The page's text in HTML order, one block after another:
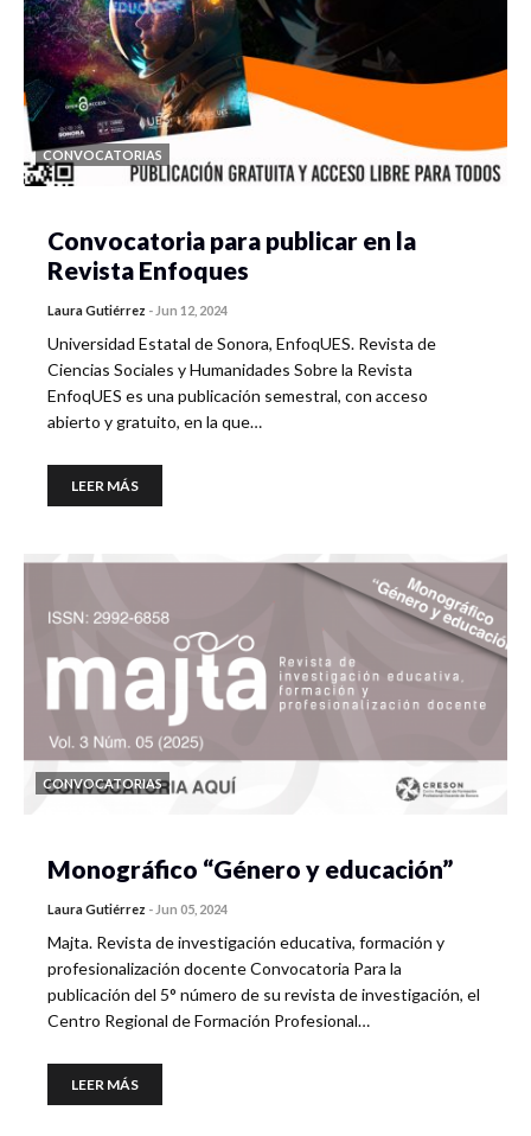
CONVOCATORIAS
Convocatoria para publicar en la
Revista Enfoques
Laura Gutiérrez - Jun 12, 2024
Universidad Estatal de Sonora, EnfoqUES. Revista de
Ciencias Sociales y Humanidades Sobre la Revista
EnfoqUES es una publicación semestral, con acceso
abierto y gratuito, en la que…
LEER MÁS
CONVOCATORIAS
Monográfico “Género y educación”
Laura Gutiérrez - Jun 05, 2024
Majta. Revista de investigación educativa, formación y
profesionalización docente Convocatoria Para la
publicación del 5° número de su revista de investigación, el
Centro Regional de Formación Profesional…
LEER MÁS